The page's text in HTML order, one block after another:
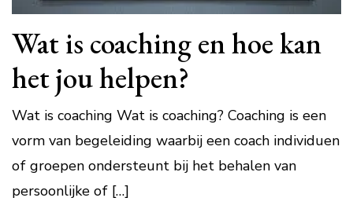
Wat is coaching en hoe kan
het jou helpen?
Wat is coaching Wat is coaching? Coaching is een
vorm van begeleiding waarbij een coach individuen
of groepen ondersteunt bij het behalen van
persoonlijke of […]